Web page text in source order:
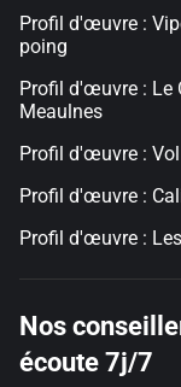
Profil d'œuvre :
poing
Profil d'œuvre : Le
Meaulnes
Profil d'œuvre :
Profil d'œuvre :
Profil d'œuvre :
Nos
écoute 7j/7